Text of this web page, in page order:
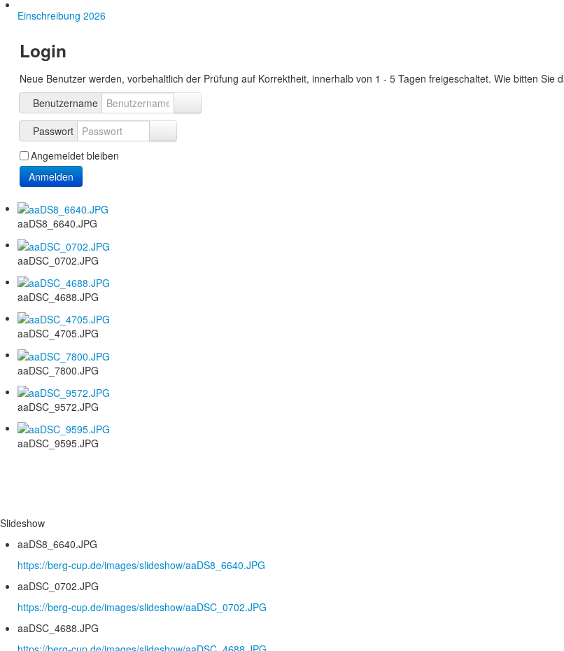
Einschreibung 2026
Login
Neue Benutzer werden, vorbehaltlich der Prüfung auf Korrektheit, innerhalb von 1 - 5 Tagen freigeschaltet. Wie bitten
Benutzername
Passwort
Angemeldet bleiben
Anmelden
aaDS8_6640.JPG
aaDSC_0702.JPG
aaDSC_4688.JPG
aaDSC_4705.JPG
aaDSC_7800.JPG
aaDSC_9572.JPG
aaDSC_9595.JPG
Slideshow
aaDS8_6640.JPG
https://berg-cup.de/images/slideshow/aaDS8_6640.JPG
aaDSC_0702.JPG
https://berg-cup.de/images/slideshow/aaDSC_0702.JPG
aaDSC_4688.JPG